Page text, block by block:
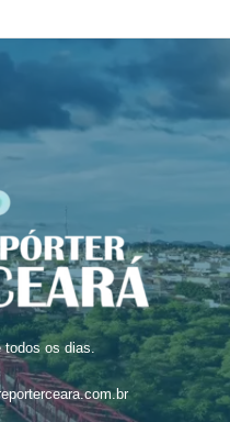
os dias.